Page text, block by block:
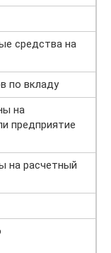
средства на
по вкладу
на
предприятие
на расчетный